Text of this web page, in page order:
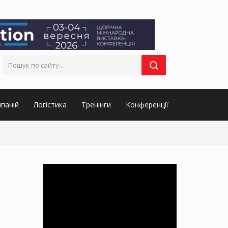
Логістика Тренінги Конференції